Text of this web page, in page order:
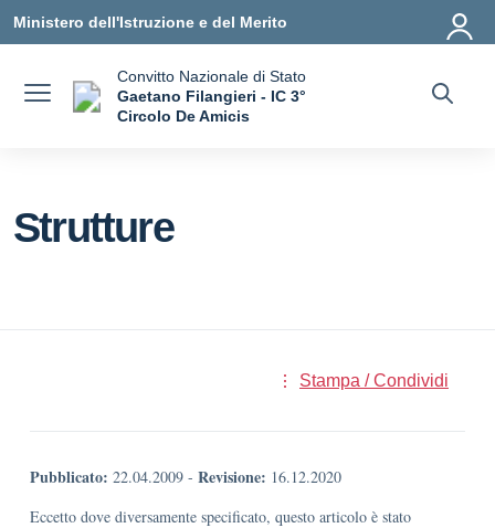
Ministero dell'Istruzione e del Merito
Convitto Nazionale di Stato
Gaetano Filangieri - IC 3°
Circolo De Amicis
Strutture
Stampa / Condividi
Pubblicato: 22.04.2009 - Revisione: 16.12.2020
Eccetto dove diversamente specificato, questo articolo è stato